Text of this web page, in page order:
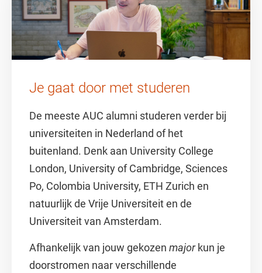
Je gaat door met studeren
De meeste AUC alumni studeren verder bij
universiteiten in Nederland of het
buitenland. Denk aan University College
London, University of Cambridge, Sciences
Po, Colombia University, ETH Zurich en
natuurlijk de Vrije Universiteit en de
Universiteit van Amsterdam.
Afhankelijk van jouw gekozen majorkun je
doorstromen naar verschillende